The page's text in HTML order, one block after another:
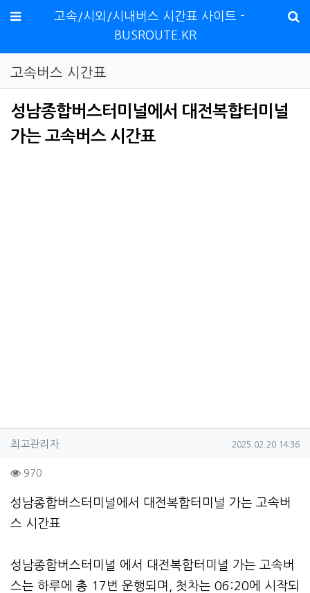
메뉴
고속/시외/시내버스 시간표 사이트 -
BUSROUTE.KR
고속버스 시간표
성남종합버스터미널에서 대전복합터미널
가는 고속버스 시간표
작성자 정보
최고관리자작성 작성일
2025.02.20 14:36
컨텐츠 정보
970
본문
성남종합버스터미널에서 대전복합터미널 가는 고속버
스 시간표
성남종합버스터미널 에서 대전복합터미널 가는 고속버
스는 하루에 총 17번 운행되며, 첫차는 06:20에 시작되